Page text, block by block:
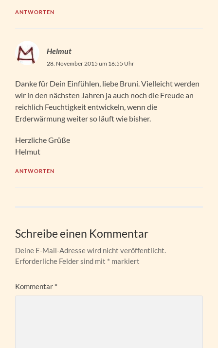
ANTWORTEN
Helmut
28. November 2015 um 16:55 Uhr
Danke für Dein Einfühlen, liebe Bruni. Vielleicht werden
wir in den nächsten Jahren ja auch noch die Freude an
reichlich Feuchtigkeit entwickeln, wenn die
Erderwärmung weiter so läuft wie bisher.
Herzliche Grüße
Helmut
ANTWORTEN
Schreibe einen Kommentar
Deine E-Mail-Adresse wird nicht veröffentlicht.
Erforderliche Felder sind mit * markiert
Kommentar *